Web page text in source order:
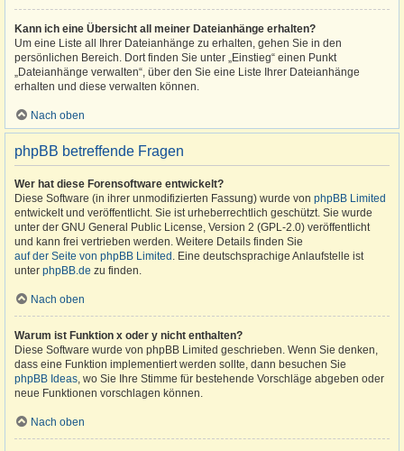
Kann ich eine Übersicht all meiner Dateianhänge erhalten?
Um eine Liste all Ihrer Dateianhänge zu erhalten, gehen Sie in den
persönlichen Bereich. Dort finden Sie unter „Einstieg“ einen Punkt
„Dateianhänge verwalten“, über den Sie eine Liste Ihrer Dateianhänge
erhalten und diese verwalten können.
Nach oben
phpBB betreffende Fragen
Wer hat diese Forensoftware entwickelt?
Diese Software (in ihrer unmodifizierten Fassung) wurde von phpBB Limited
entwickelt und veröffentlicht. Sie ist urheberrechtlich geschützt. Sie wurde
unter der GNU General Public License, Version 2 (GPL-2.0) veröffentlicht
und kann frei vertrieben werden. Weitere Details finden Sie
auf der Seite von phpBB Limited . Eine deutschsprachige Anlaufstelle ist
unter phpBB.de zu finden.
Nach oben
Warum ist Funktion x oder y nicht enthalten?
Diese Software wurde von phpBB Limited geschrieben. Wenn Sie denken,
dass eine Funktion implementiert werden sollte, dann besuchen Sie
phpBB Ideas, wo Sie Ihre Stimme für bestehende Vorschläge abgeben oder
neue Funktionen vorschlagen können.
Nach oben